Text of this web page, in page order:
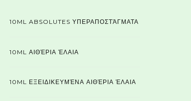
10ML ABSOLUTES ΥΠΕΡΑΠΟΣΤΆΓΜΑΤΑ
10ML ΑΙΘΈΡΙΑ ΈΛΑΙΑ
10ML ΕΞΕΙΔΙΚΕΥΜΈΝΑ ΑΙΘΈΡΙΑ ΈΛΑΙΑ